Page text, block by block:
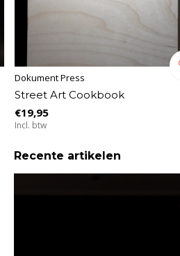
Dokument Press
Street Art Cookbook
€19,95
Incl. btw
Recente artikelen